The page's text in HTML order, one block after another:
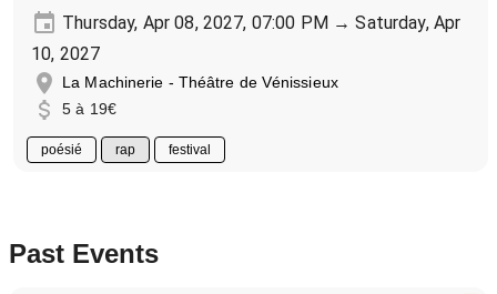
Thursday, Apr 08, 2027, 07:00 PM → Saturday, Apr
10, 2027
La Machinerie - Théâtre de Vénissieux
5 à 19€
poésié rap festival
Past Events